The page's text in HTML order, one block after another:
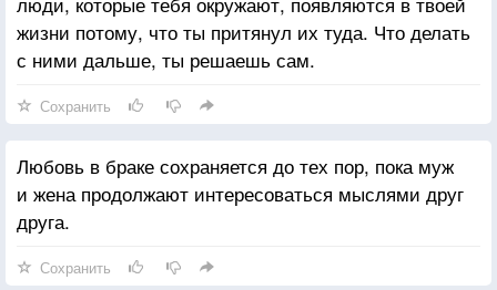
жизни потому, что ты притянул их туда. Что делать
с ними дальше, ты решаешь сам.
Сохранить
Любовь в браке сохраняется до тех пор, пока муж
и жена продолжают интересоваться мыслями друг
друга.
Сохранить